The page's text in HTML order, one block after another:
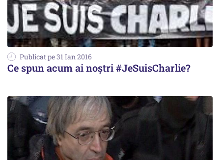
Publicat pe 31 Ian 2016
Ce spun acum ai noștri #JeSuisCharlie?